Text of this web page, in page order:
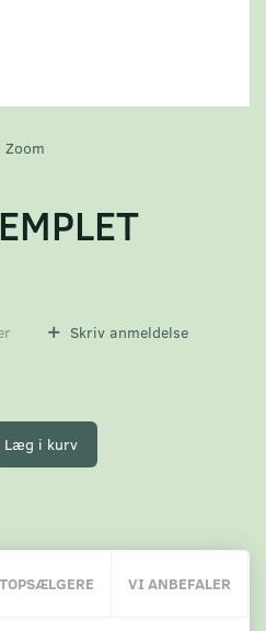
Zoom
Skriv anmeldelse
Læg i kurv
TOPSÆLGERE VI ANBEFALER